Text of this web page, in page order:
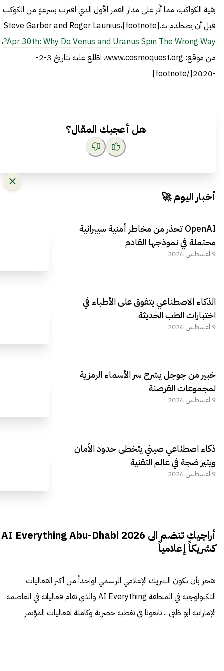
بقية الكواكب، مما أثّر على مدار القمر الأول الذي اقترب بسرعةٍ من الكوكب
قبل أن يصطدم به.[footnote]Steve Garber and Roger Launius،
Apr 30th: Why Do Venus and Uranus Spin The Wrong Way? ،
من موقع: www.cosmoquest.org، اطّلع عليه بتاريخ 3-2-
-2020[/footnote]
هل أعجبك المقال؟
أخبار اليوم 🚀
OpenAI تحذر من مخاطر أمنية سيبرانية
محتملة في نموذجها القادم
9 أغسطس 2026
الذكاء الاصطناعي يتفوق على الأطباء في
اختبارات الطب الحديثة
9 أغسطس 2026
خبير من جوجل يشرح سر الأسماء الرمزية
لمجموعات القرصنة
9 أغسطس 2026
ذكاء اصطناعي صيني يتخطى حدود الأمان
ويثير ضجة في عالم التقنية
9 أغسطس 2026
أراجيك تنضم الى AI Everything Abu-Dhabi 2026
كشريكاً إعلامياً
نفخر بأن نكون الشريك الإعلامي الرسمي لواحداً من أكبر الفعاليات
التكنولوجية في المنطقة AI Everything والذي تقام فعالياته في العاصمة
الإماراتية أبو ظبي .. تابعونا في تغطية حصرية وكاملة لفعاليات المؤتمر